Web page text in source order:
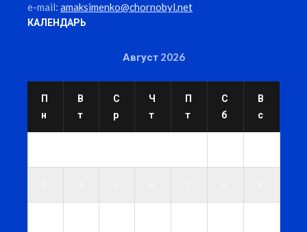
e-mail: amaksimenko@chornobyl.net
КАЛЕНДАРЬ
Август 2026
П
н
В
т
С
р
Ч
т
П
т
С
б
В
с